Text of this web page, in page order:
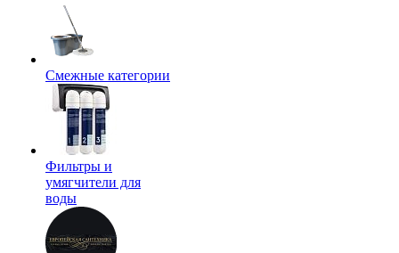
Смежные категории
Фильтры и
умягчители для
воды